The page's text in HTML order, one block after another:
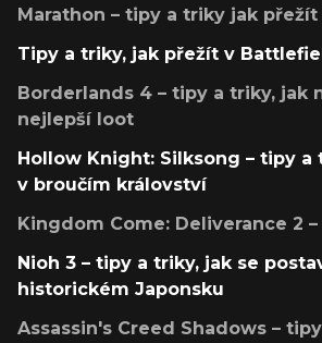
Marathon – tipy a triky jak přežít
Tipy a triky, jak přežít v
Borderlands 4 – tipy a triky, jak
nejlepší loot
Hollow Knight: Silksong – tipy
v broučím království
Kingdom Come: Deliverance 2
Nioh 3 – tipy a triky, jak se
historickém Japonsku
Assassin's Creed Shadows –